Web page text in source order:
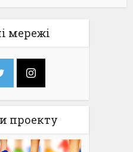
мережі
проекту